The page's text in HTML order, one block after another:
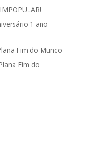
1 ano
Fim do Mundo
Fim do